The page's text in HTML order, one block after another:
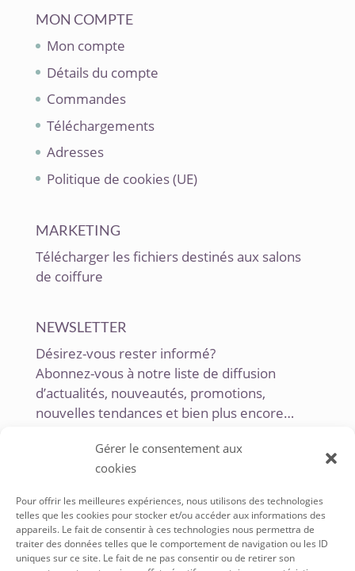
Gérer le consentement aux
cookies
Pour offrir les meilleures expériences, nous utilisons des technologies
telles que les cookies pour stocker et/ou accéder aux informations des
appareils. Le fait de consentir à ces technologies nous permettra de
traiter des données telles que le comportement de navigation ou les ID
uniques sur ce site. Le fait de ne pas consentir ou de retirer son
MON COMPTE
Mon compte
Détails du compte
Commandes
Téléchargements
Adresses
Politique de cookies (UE)
MARKETING
Télécharger les fichiers destinés aux salons
de coiffure
NEWSLETTER
Désirez-vous rester informé?
Abonnez-vous à notre liste de diffusion
d’actualités, nouveautés, promotions,
nouvelles tendances et bien plus encore…
SERVICE À LA CLIENTÈLE